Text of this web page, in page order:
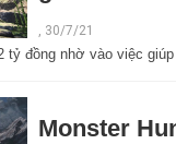
, 30/7/21
tỷ đồng nhờ vào việc
Monster